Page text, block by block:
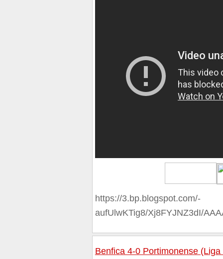
https://3.bp.blogspot.com/-
aufUlwKTig8/Xj8FYJNZ3dI/
Benfica 4-0 Portimonense